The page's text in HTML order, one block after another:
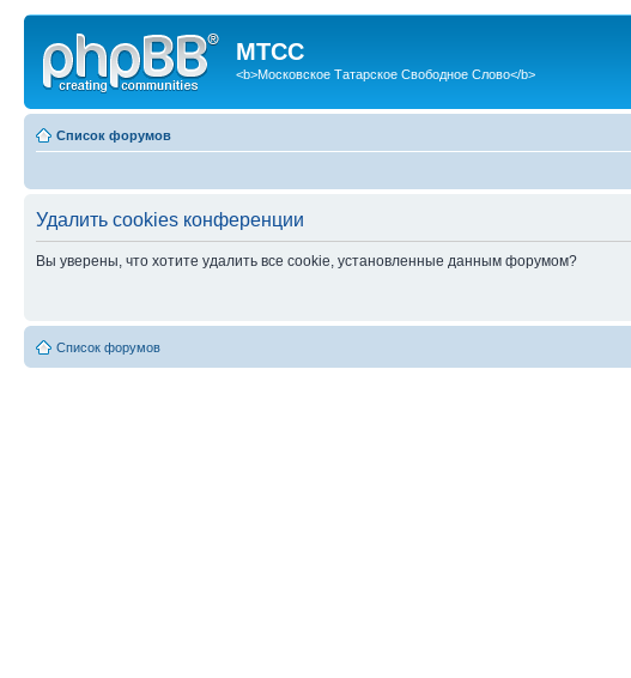
МТСС
<b>Московское Татарское Свободное Слово</b>
Список форумов
Удалить cookies конференции
Вы уверены, что хотите удалить все cookie, установленные данным форумом?
Список форумов